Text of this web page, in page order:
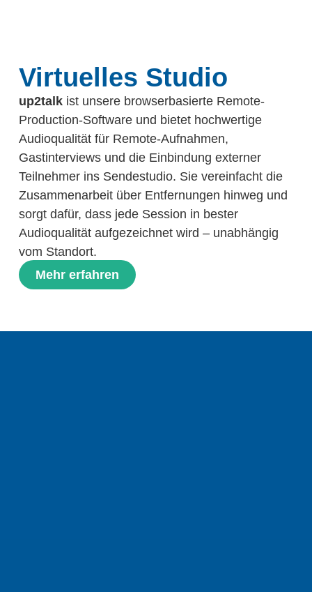
Virtuelles Studio
up2talkist unsere browserbasierte Remote-
Production-Software und bietet hochwertige
Audioqualität für Remote-Aufnahmen,
Gastinterviews und die Einbindung externer
Teilnehmer ins Sendestudio. Sie vereinfacht die
Zusammenarbeit über Entfernungen hinweg und
sorgt dafür, dass jede Session in bester
Audioqualität aufgezeichnet wird – unabhängig
vom Standort.
Mehr erfahren